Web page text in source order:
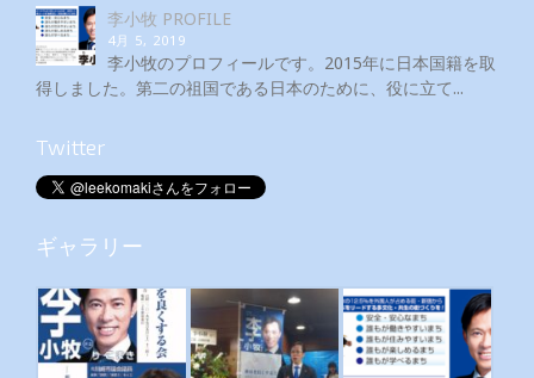
李小牧 PROFILE
4月 5, 2019
李小牧のプロフィールです。2015年に日本国籍を取
得しました。第二の祖国である日本のために、役に立て...
Twitter
ギャラリー